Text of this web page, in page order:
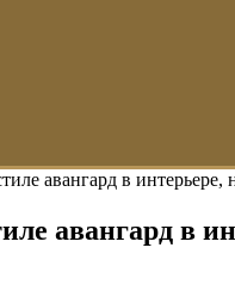
авангард в интерьере,
авангард в